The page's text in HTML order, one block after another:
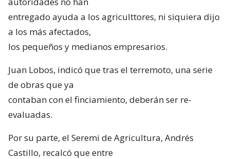
entregado ayuda a los agriculttores, ni siquiera dijo
a los más afectados,
los pequeños y medianos empresarios.
Juan Lobos, indicó que tras el terremoto, una serie
de obras que ya
contaban con el finciamiento, deberán ser re-
evaluadas.
Por su parte, el Seremi de Agricultura, Andrés
Castillo, recalcó que entre